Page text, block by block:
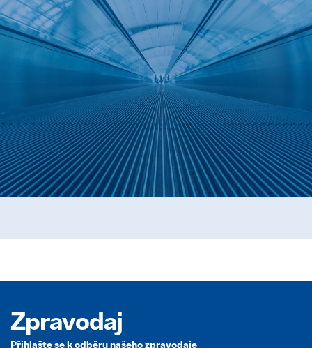
Zpravodaj
Přihlašte se k odběru našeho zpravodaje